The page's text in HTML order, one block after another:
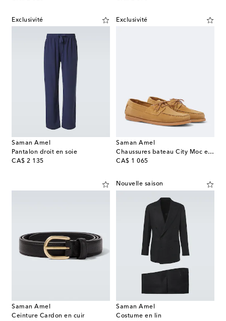
Exclusivité
Saman Amel
Pantalon droit en soie
CA$ 2 135
original price
Exclusivité
Saman Amel
Chaussures bateau City Moc en daim
CA$ 1 065
original price
Saman Amel
Ceinture Cardon en cuir
Nouvelle saison
Saman Amel
Costume en lin